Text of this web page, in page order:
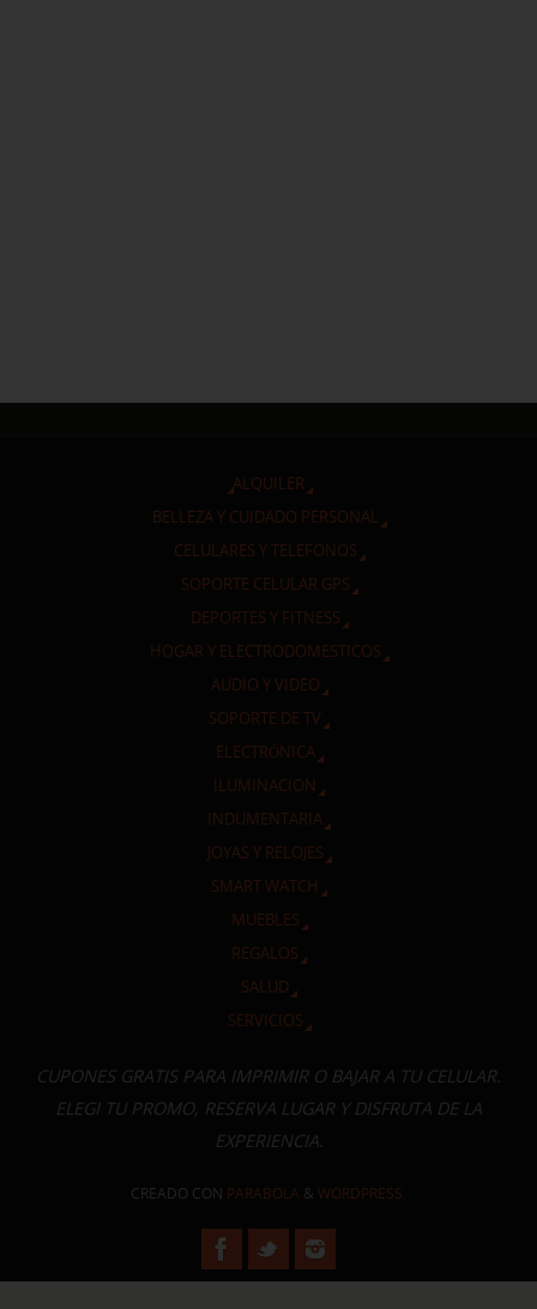
ALQUILER
BELLEZA Y CUIDADO PERSONAL
CELULARES Y TELEFONOS
SOPORTE CELULAR GPS
DEPORTES Y FITNESS
HOGAR Y ELECTRODOMESTICOS
AUDIO Y VIDEO
SOPORTE DE TV
ELECTRÓNICA
ILUMINACION
INDUMENTARIA
JOYAS Y RELOJES
SMART WATCH
MUEBLES
REGALOS
SALUD
SERVICIOS
CUPONES GRATIS PARA IMPRIMIR O BAJAR A TU CELULAR.
ELEGI TU PROMO, RESERVA LUGAR Y DISFRUTA DE LA
EXPERIENCIA.
CREADO CON PARABOLA & WORDPRESS.